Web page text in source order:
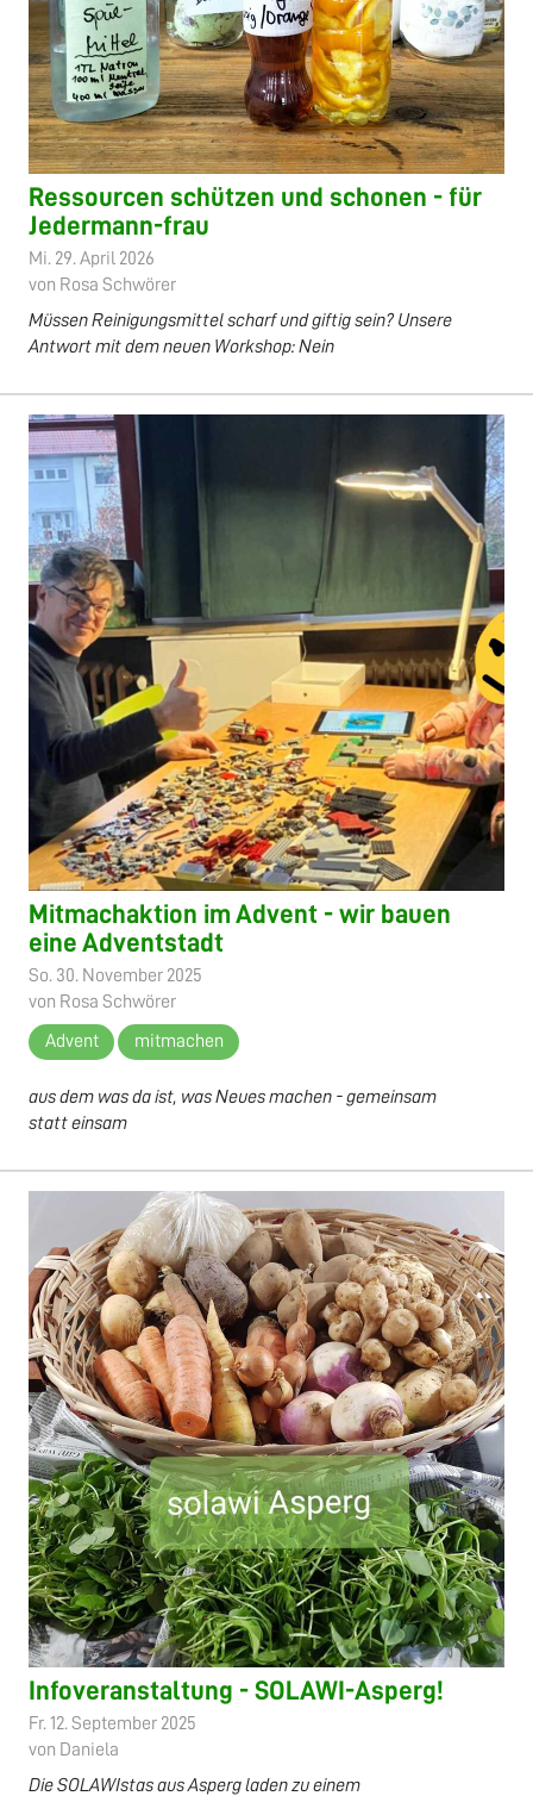
Ressourcen schützen und schonen - für
Jedermann-frau
Mi. 29. April 2026
von Rosa Schwörer
Müssen Reinigungsmittel scharf und giftig sein? Unsere
Antwort mit dem neuen Workshop: Nein
Mitmachaktion im Advent - wir bauen
eine Adventstadt
So. 30. November 2025
von Rosa Schwörer
Advent mitmachen
aus dem was da ist, was Neues machen - gemeinsam
statt einsam
Infoveranstaltung - SOLAWI-Asperg!
Fr. 12. September 2025
von Daniela
Die SOLAWIstas aus Asperg laden zu einem